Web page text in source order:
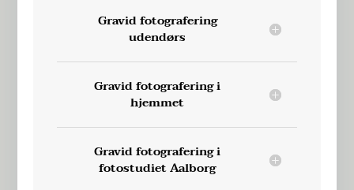
Gravid fotografering
udendørs
Gravid fotografering i
hjemmet
Gravid fotografering i
fotostudiet Aalborg